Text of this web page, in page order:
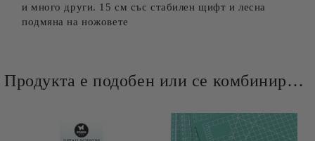
и много други. 15 см със стабилен щифт и лесна
подмяна на ножовете
Продукта е подобен или се комбинира добре и със следните продукти :